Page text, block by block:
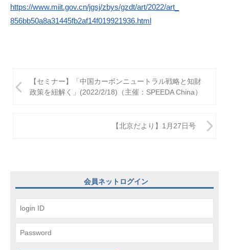
https://www.miit.gov.cn/jgsj/zbys/gzdt/art/2022/art_
856bb50a8a31445fb2af14f019921936.html
稿
ン
【セミナー】「中国カーボンニュートラル戦略と知財
政策を紐解く」(2022/2/18)（主催：SPEEDA China）
【北京だより】1月27日号
会員ネットログイン